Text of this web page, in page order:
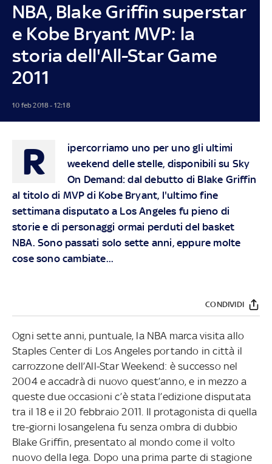
NBA, Blake Griffin superstar
e Kobe Bryant MVP: la
storia dell'All-Star Game
2011
10 feb 2018 - 12:18
R
ipercorriamo uno per uno gli ultimi
weekend delle stelle, disponibili su Sky
On Demand: dal debutto di Blake Griffin
al titolo di MVP di Kobe Bryant, l'ultimo fine
settimana disputato a Los Angeles fu pieno di
storie e di personaggi ormai perduti del basket
NBA. Sono passati solo sette anni, eppure molte
cose sono cambiate...
CONDIVIDI
Ogni sette anni, puntuale, la NBA marca visita allo
Staples Center di Los Angeles portando in città il
carrozzone dell’All-Star Weekend: è successo nel
2004 e accadrà di nuovo quest’anno, e in mezzo a
queste due occasioni c’è stata l’edizione disputata
tra il 18 e il 20 febbraio 2011. Il protagonista di quella
tre-giorni losangelena fu senza ombra di dubbio
Blake Griffin, presentato al mondo come il volto
nuovo della lega. Dopo una prima parte di stagione